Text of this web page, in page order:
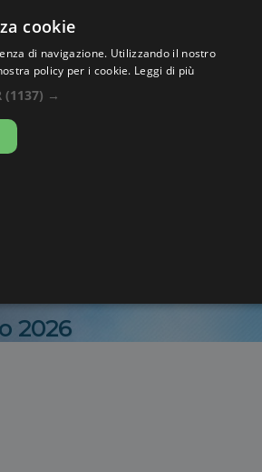
.co
2026
cookie
di navigazione. Utilizzando il nostro
policy per i cookie. Leggi di più
(1137) →